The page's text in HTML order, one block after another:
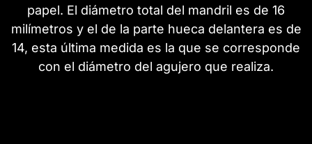
papel. El diámetro total del mandril es de 16
milímetros y el de la parte hueca delantera es de
14, esta última medida es la que se corresponde
con el diámetro del agujero que realiza.